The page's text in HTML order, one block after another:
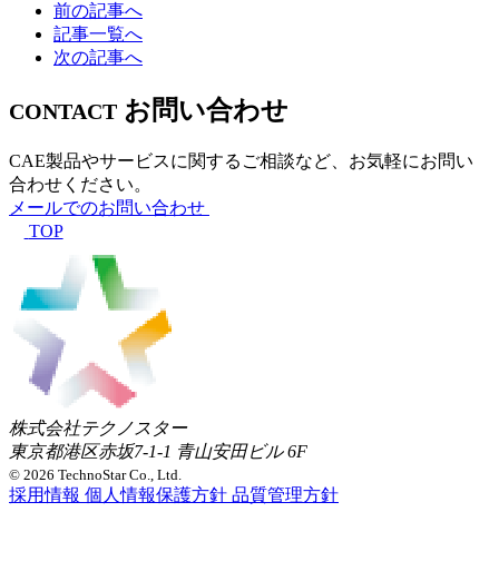
前の記事へ
記事一覧へ
次の記事へ
CONTACT お問い合わせ
CAE製品やサービスに関するご相談など、お気軽にお問い
合わせください。
メールでのお問い合わせ
TOP
株式会社テクノスター
東京都港区赤坂7-1-1 青山安田ビル 6F
© 2026 TechnoStar Co., Ltd.
採用情報 個人情報保護方針 品質管理方針